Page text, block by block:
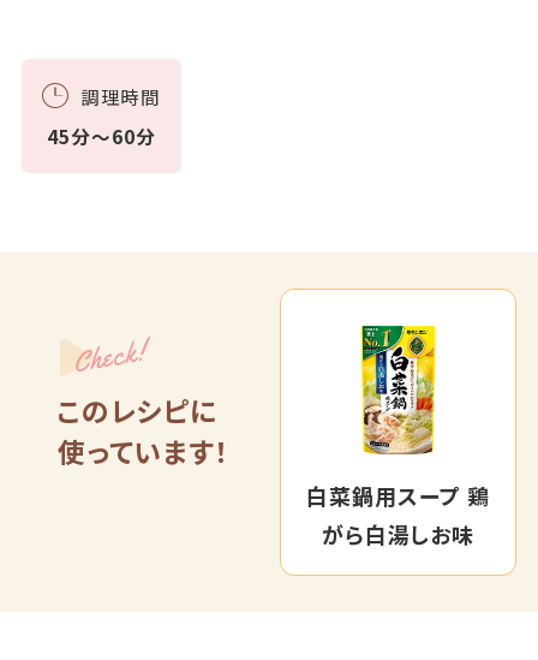
調理時間
45分～60分
Check!
このレシピに
使っています！
白菜鍋用スープ 鶏
がら白湯しお味